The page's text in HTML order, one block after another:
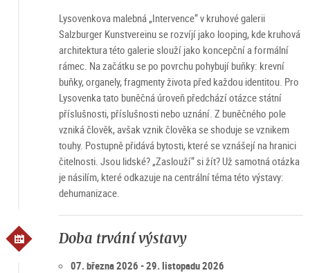
Lysovenkova malebná „Intervence“ v kruhové galerii
Salzburger Kunstvereinu se rozvíjí jako looping, kde kruhová
architektura této galerie slouží jako koncepční a formální
rámec. Na začátku se po povrchu pohybují buňky: krevní
buňky, organely, fragmenty života před každou identitou. Pro
Lysovenka tato buněčná úroveň předchází otázce státní
příslušnosti, příslušnosti nebo uznání. Z buněčného pole
vzniká člověk, avšak vznik člověka se shoduje se vznikem
touhy. Postupně přidává bytosti, které se vznášejí na hranici
čitelnosti. Jsou lidské? „Zaslouží“ si žít? Už samotná otázka
je násilím, které odkazuje na centrální téma této výstavy:
dehumanizace.
Doba trvání výstavy
07. března 2026 - 29. listopadu 2026